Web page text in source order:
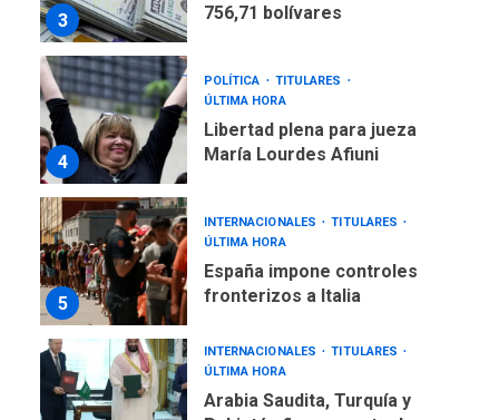
3
756,71 bolívares
4
POLÍTICA
TITULARES
ÚLTIMA HORA
Libertad plena para jueza
María Lourdes Afiuni
5
INTERNACIONALES
TITULARES
ÚLTIMA HORA
España impone controles
fronterizos a Italia
INTERNACIONALES
TITULARES
ÚLTIMA HORA
Arabia Saudita, Turquía y